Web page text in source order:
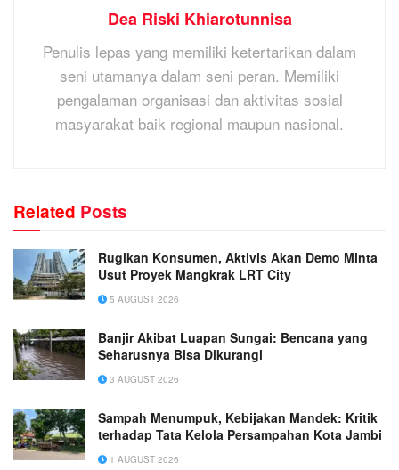
Dea Riski Khiarotunnisa
Penulis lepas yang memiliki ketertarikan dalam
seni utamanya dalam seni peran. Memiliki
pengalaman organisasi dan aktivitas sosial
masyarakat baik regional maupun nasional.
Related Posts
Rugikan Konsumen, Aktivis Akan Demo Minta
Usut Proyek Mangkrak LRT City
5 AUGUST 2026
Banjir Akibat Luapan Sungai: Bencana yang
Seharusnya Bisa Dikurangi
3 AUGUST 2026
Sampah Menumpuk, Kebijakan Mandek: Kritik
terhadap Tata Kelola Persampahan Kota Jambi
1 AUGUST 2026